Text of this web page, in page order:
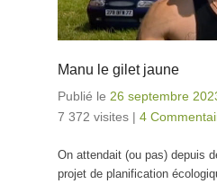
Manu le gilet jaune
Publié le 26 septembre
7 372 visites | 4
On attendait (ou pas) depuis
projet de planification